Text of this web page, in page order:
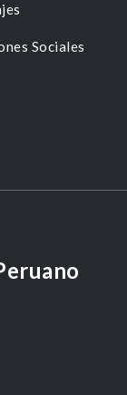
Sociales